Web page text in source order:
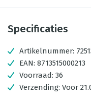
Specificaties
Artikelnummer:
EAN: 8713515000213
Voorraad: 36
Verzending: Voor